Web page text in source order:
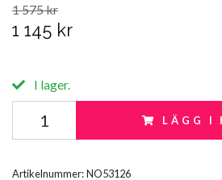
1 575 kr
1 145 kr
I lager.
LÄGG I
Artikelnummer:NO53126